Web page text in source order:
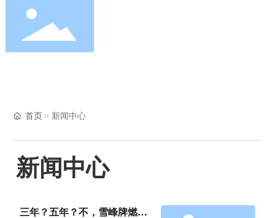
首页
产品中心
新闻中心
首页 新闻中心
新闻中心
三年？五年？不，雪峰牌燃气